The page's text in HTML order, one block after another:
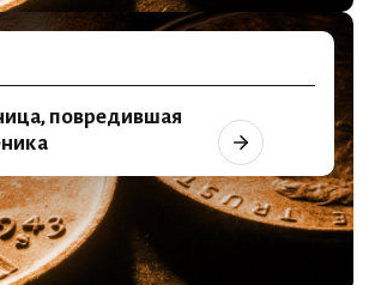
повредившая